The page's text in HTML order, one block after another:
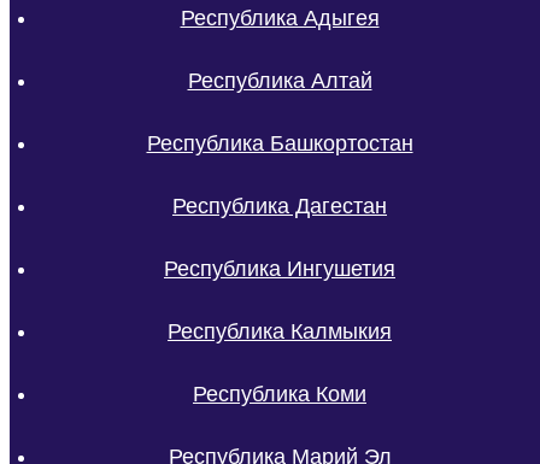
Республика Адыгея
Республика Алтай
Республика Башкортостан
Республика Дагестан
Республика Ингушетия
Республика Калмыкия
Республика Коми
Республика Марий Эл